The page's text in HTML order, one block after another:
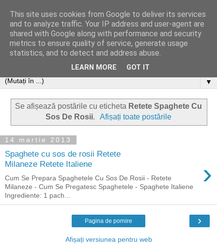
▼
Se afișează postările cu eticheta Retete Spaghete Cu
Sos De Rosii. Afișați toate postările
14 martie 2013
Spaghete cu sos de rosii Retete
Milaneze Retete Italiene
›
Cum Se Prepara Spaghetele Cu Sos De Rosii - Retete
Milaneze - Cum Se Pregatesc Spaghetele - Spaghete Italiene
Ingrediente: 1 pach...
›
Pagina de pornire
Afișați versiunea pentru web
This site uses cookies from Google to deliver its services
and to analyze traffic. Your IP address and user-agent are
shared with Google along with performance and security
metrics to ensure quality of service, generate usage
statistics, and to detect and address abuse.
LEARN MORE GOT IT